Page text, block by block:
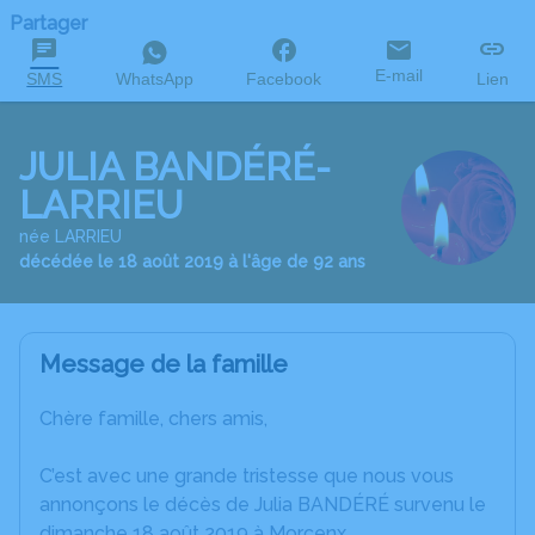
Partager
SMS WhatsApp Facebook E-mail Lien
JULIA BANDÉRÉ-
LARRIEU
née LARRIEU
décédée le 18 août 2019 à l'âge de 92 ans
Message de la famille
Chère famille, chers amis,
C’est avec une grande tristesse que nous vous
annonçons le décès de Julia BANDÉRÉ survenu le